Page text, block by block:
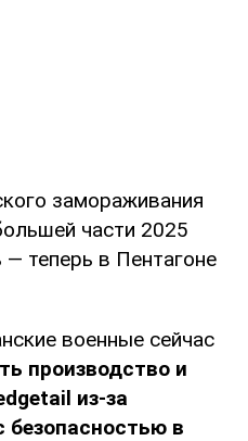
замораживания
части 2025
— теперь в Пентагоне
военные сейчас
производство и
из-за
безопасностью в